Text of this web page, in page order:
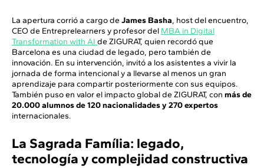
La apertura corrió a cargo de James Basha, host del encuentro,
CEO de Entreprelearners y profesor del MBA in Digital
Transformation with AI de ZIGURAT, quien recordó que
Barcelona es una ciudad de legado, pero también de
innovación. En su intervención, invitó a los asistentes a vivir la
jornada de forma intencional y a llevarse al menos un gran
aprendizaje para compartir posteriormente con sus equipos.
También puso en valor el impacto global de ZIGURAT, con más de
20.000 alumnos de 120 nacionalidades y 270 expertos
internacionales.
La Sagrada Família: legado,
tecnología y complejidad constructiva